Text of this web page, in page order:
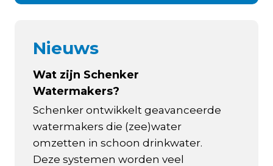
Nieuws
Wat zijn Schenker
Watermakers?
Schenker ontwikkelt geavanceerde
watermakers die (zee)water
omzetten in schoon drinkwater.
Deze systemen worden veel